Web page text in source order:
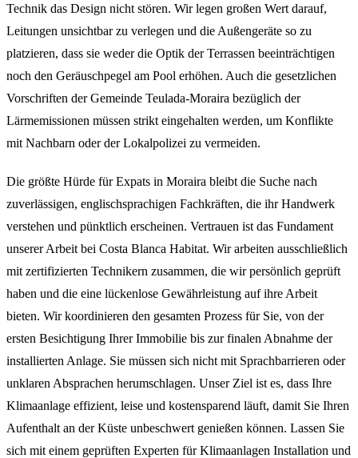
Technik das Design nicht stören. Wir legen großen Wert darauf,
Leitungen unsichtbar zu verlegen und die Außengeräte so zu
platzieren, dass sie weder die Optik der Terrassen beeinträchtigen
noch den Geräuschpegel am Pool erhöhen. Auch die gesetzlichen
Vorschriften der Gemeinde Teulada-Moraira bezüglich der
Lärmemissionen müssen strikt eingehalten werden, um Konflikte
mit Nachbarn oder der Lokalpolizei zu vermeiden.
Die größte Hürde für Expats in Moraira bleibt die Suche nach
zuverlässigen, englischsprachigen Fachkräften, die ihr Handwerk
verstehen und pünktlich erscheinen. Vertrauen ist das Fundament
unserer Arbeit bei Costa Blanca Habitat. Wir arbeiten ausschließlich
mit zertifizierten Technikern zusammen, die wir persönlich geprüft
haben und die eine lückenlose Gewährleistung auf ihre Arbeit
bieten. Wir koordinieren den gesamten Prozess für Sie, von der
ersten Besichtigung Ihrer Immobilie bis zur finalen Abnahme der
installierten Anlage. Sie müssen sich nicht mit Sprachbarrieren oder
unklaren Absprachen herumschlagen. Unser Ziel ist es, dass Ihre
Klimaanlage effizient, leise und kostensparend läuft, damit Sie Ihren
Aufenthalt an der Küste unbeschwert genießen können. Lassen Sie
sich mit einem geprüften Experten für Klimaanlagen Installation und